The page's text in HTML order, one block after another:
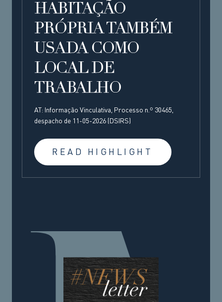
HABITAÇÃO
PRÓPRIA TAMBÉM
USADA COMO
LOCAL DE
TRABALHO
AT: Informação Vinculativa, Processo n.º 30465,
despacho de 11-05-2026 (DSIRS)
READ HIGHLIGHT